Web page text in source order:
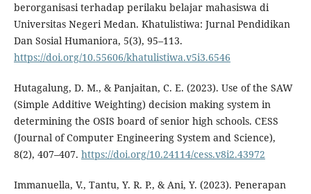
berorganisasi terhadap perilaku belajar mahasiswa di
Universitas Negeri Medan. Khatulistiwa: Jurnal Pendidikan
Dan Sosial Humaniora, 5(3), 95–113.
https://doi.org/10.55606/khatulistiwa.v5i3.6546
Hutagalung, D. M., & Panjaitan, C. E. (2023). Use of the SAW
(Simple Additive Weighting) decision making system in
determining the OSIS board of senior high schools. CESS
(Journal of Computer Engineering System and Science),
8(2), 407–407. https://doi.org/10.24114/cess.v8i2.43972
Immanuella, V., Tantu, Y. R. P., & Ani, Y. (2023). Penerapan